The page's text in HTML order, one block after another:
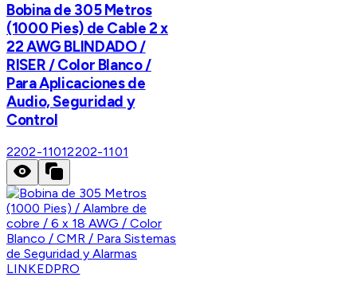
Bobina de 305 Metros
(1000 Pies) de Cable 2 x
22 AWG BLINDADO /
RISER / Color Blanco /
Para Aplicaciones de
Audio, Seguridad y
Control
2202-11012202-1101
LINKEDPRO